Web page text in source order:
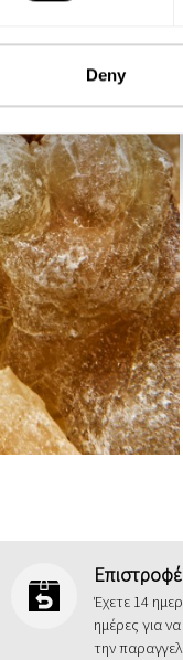
Deny
Έχετε 14
ημέρες για
την